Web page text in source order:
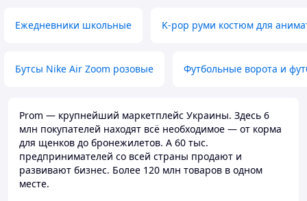
Ежедневники школьные K-pop руми костюм для
Бутсы Nike Air Zoom розовые Футбольные ворота и
Prom — крупнейший маркетплейс Украины. Здесь 6
млн покупателей находят всё необходимое — от корма
для щенков до бронежилетов. А 60 тыс.
предпринимателей со всей страны продают и
развивают бизнес. Более 120 млн товаров в одном
месте.